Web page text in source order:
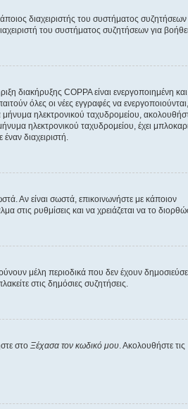
διαχειριστής του συστήματος συζητήσεων
του συστήματος συζητήσεων για
διακήρυξης COPPA είναι ενεργοποιημένη και
όλες οι νέες εγγραφές να ενεργοποιούνται,
ηλεκτρονικού ταχυδρομείου,
ηλεκτρονικού ταχυδρομείου, έχει
διαχειριστή.
Αν είναι σωστά, επικοινωνήστε με κάποιον
στις ρυθμίσεις και να χρειάζεται να το
μέλη περιοδικά που δεν έχουν
στις δημόσιες συζητήσεις.
στο Ξέχασα τον κωδικό μου . Ακολουθήστε τις